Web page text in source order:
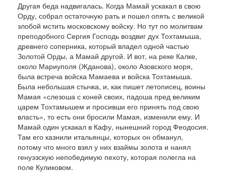
Другая беда надвигалась. Когда Мамай уска­кал в свою
Орду, собрал остаточную рать и пошел опять с великой
злобой мстить московскому войску. Но тут по молитвам
преподобного Сергия Господь воздвиг дух Тохтамыша,
древнего соперника, ко­торый владел одной частью
Золотой Орды, а Ма­май другой. И вот, на реке Калке,
около Ма­риуполя (Жданова), около Азовского моря,
была встреча войска Мамаева и войска Тохтамыша.
Была небольшая стычка, и, как пишет летописец, воины
Мамая «слезоша с коней своих, падоша пред великим
царем Тохтамышем и просивши его принять под свою
власть», то есть они бросили Мамая, изменили ему. И
Мамай один ускакал в Кафу, нынешний город Феодосия.
Там его казнили итальянцы, которых он обманул,
потому что много взял у них взаймы золота и нанял
генуэзскую непобедимую пехоту, которая полегла на
поле Куликовом.